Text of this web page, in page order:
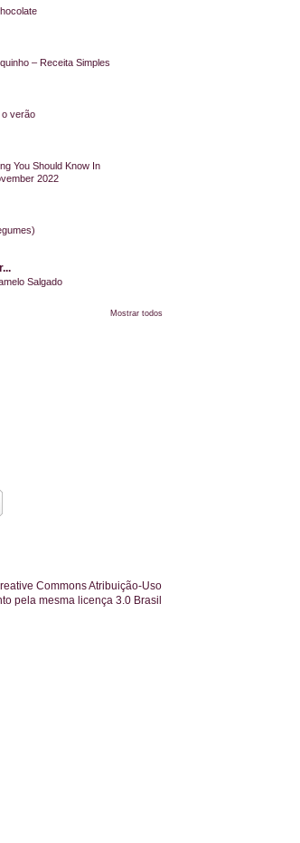
– Receita Simples
o verão
You Should Know In
2022
Salgado
Mostrar todos
Commons Atribuição-Uso
pela mesma licença 3.0 Brasil